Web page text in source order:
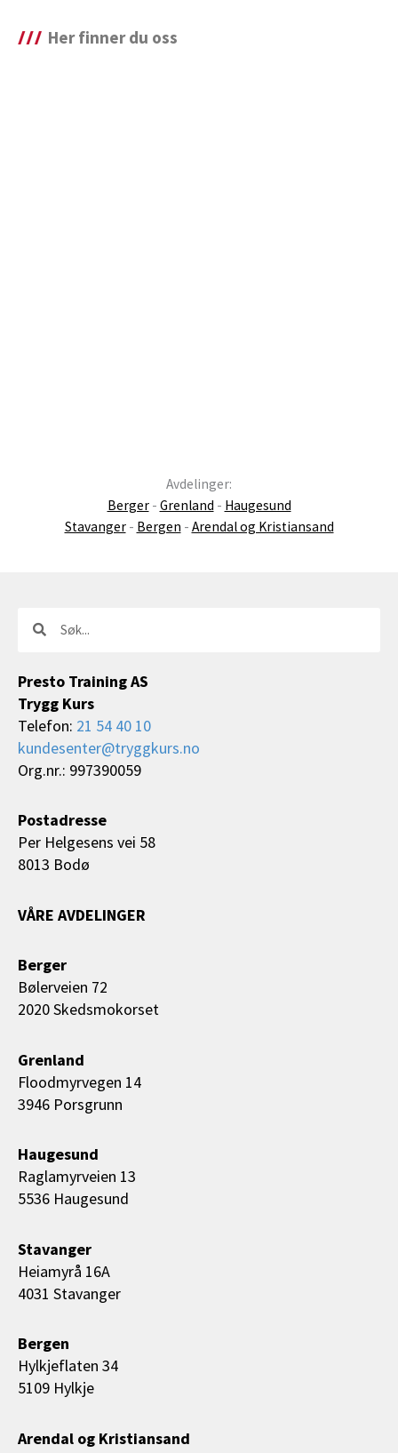
Her finner du oss
Avdelinger:
Berger- Grenland - Haugesund
Stavanger- Bergen - Arendal og Kristiansand
Søk
Presto Training AS
Trygg Kurs
Telefon: 21 54 40 10
kundesenter@tryggkurs.no
Org.nr.: 997390059
Postadresse
Per Helgesens vei 58
8013 Bodø
VÅRE AVDELINGER
Berger
Bølerveien 72
2020 Skedsmokorset
Grenland
Floodmyrvegen 14
3946 Porsgrunn
Haugesund
Raglamyrveien 13
5536 Haugesund
Stavanger
Heiamyrå 16A
4031 Stavanger
Bergen
Hylkjeflaten 34
5109 Hylkje
Arendal og Kristiansand